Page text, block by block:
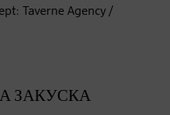
Taverne Agency /
ЗАКУСКА